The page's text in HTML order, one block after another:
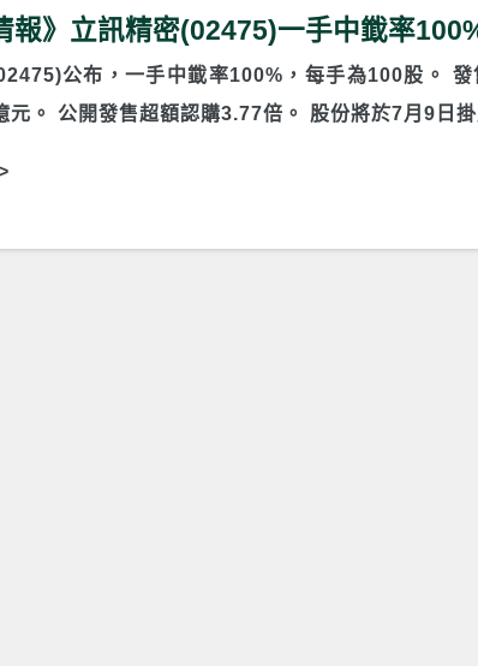
報》立訊精密(02475)一手中韱率
公布，一手中韱率100%，每手為100股。
元。 公開發售超額認購3.77倍。 股份將於7月9日